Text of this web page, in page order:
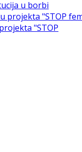
u borbi
"STOP